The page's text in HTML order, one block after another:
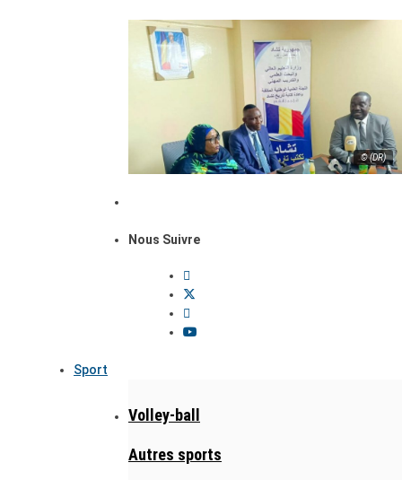
© (DR)
Nous Suivre
Sport
Volley-ball
Autres sports